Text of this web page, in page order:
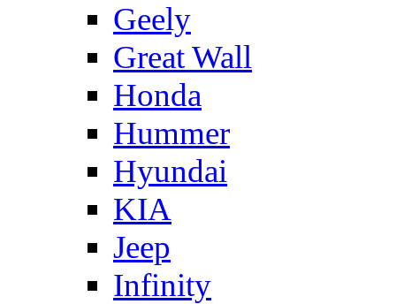
Geely
Great Wall
Honda
Hummer
Hyundai
KIA
Jeep
Infinity